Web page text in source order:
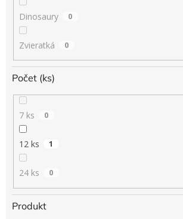
Dinosaury 0
Zvieratká 0
Počet (ks)
7 ks 0
12 ks 1
24 ks 0
Produkt